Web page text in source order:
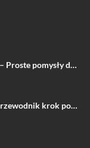
Fryzury, które można zrobić samemu – Proste pomysły do wykonania w domu
Ile trwa makijaż permanentny brwi? Przewodnik krok po kroku.